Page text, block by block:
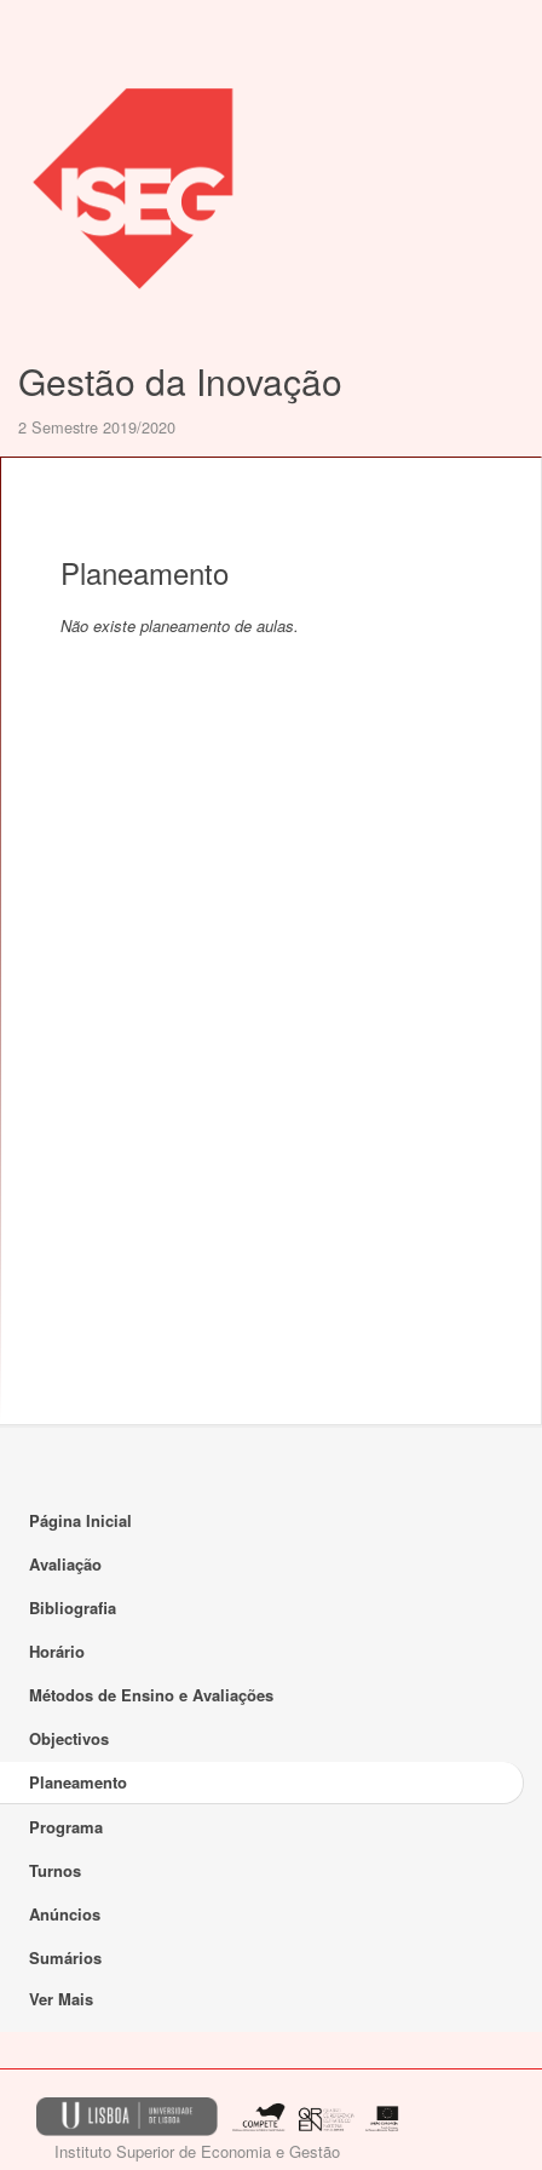
Gestão da Inovação
2 Semestre 2019/2020
Planeamento
Não existe planeamento de aulas.
Página Inicial
Avaliação
Bibliografia
Horário
Métodos de Ensino e Avaliações
Objectivos
Planeamento
Programa
Turnos
Anúncios
Sumários
Ver Mais
Instituto Superior de Economia e Gestão